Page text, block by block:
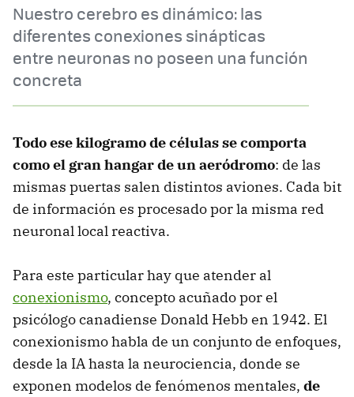
Nuestro cerebro es dinámico: las
diferentes conexiones sinápticas
entre neuronas no poseen una función
concreta
Todo ese kilogramo de células se comporta
como el gran hangar de un aeródromo: de las
mismas puertas salen distintos aviones. Cada bit
de información es procesado por la misma red
neuronal local reactiva.
Para este particular hay que atender al
conexionismo, concepto acuñado por el
psicólogo canadiense Donald Hebb en 1942. El
conexionismo habla de un conjunto de enfoques,
desde la IA hasta la neurociencia, donde se
exponen modelos de fenómenos mentales, de